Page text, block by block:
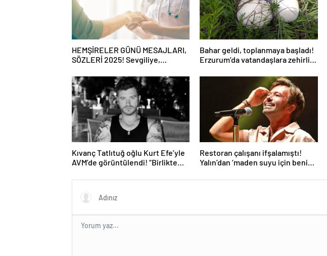
HEMŞİRELER GÜNÜ MESAJLARI,
SÖZLERİ 2025! Sevgiliye,
Hemşireler Günü ile ilgili sözler…
Bahar geldi, toplanmaya başladı!
Erzurum’da vatandaşlara zehirli
Kıvanç Tatlıtuğ oğlu Kurt Efe’yle
AVM’de görüntülendi! “Birlikte
Restoran çalışanı ifşalamıştı!
Yalın’dan ‘maden suyu için beni
Eğer istemeden birini